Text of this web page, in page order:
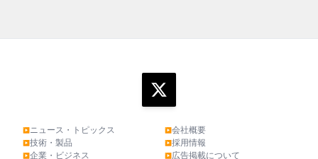
▶ニュース・トピックス
▶技術・製品
▶企業・ビジネス
▶会社概要
▶採用情報
▶広告掲載について